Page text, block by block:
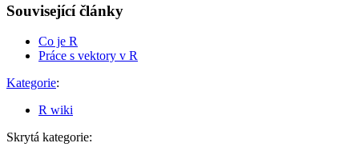
Související články
Co je R
Práce s vektory v R
Kategorie:
R wiki
Skrytá kategorie: